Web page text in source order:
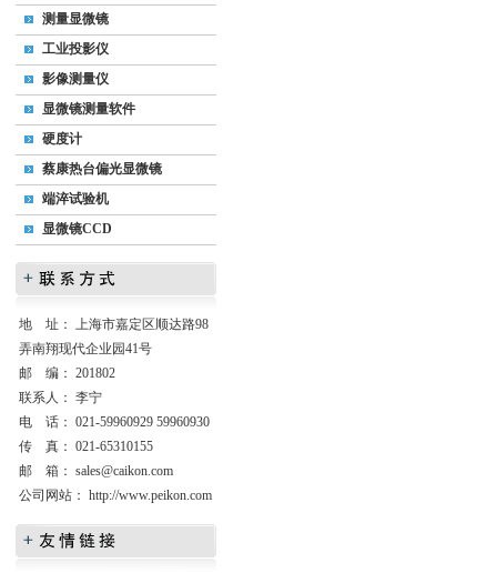
测量显微镜
工业投影仪
影像测量仪
显微镜测量软件
硬度计
蔡康热台偏光显微镜
端淬试验机
显微镜CCD
地 址： 上海市嘉定区顺达路98
弄南翔现代企业园41号
邮 编： 201802
联系人： 李宁
电 话： 021-59960929 59960930
传 真： 021-65310155
邮 箱： sales@caikon.com
公司网站： http://www.peikon.com